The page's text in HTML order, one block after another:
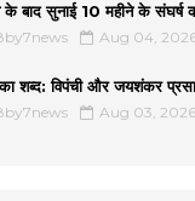
के बाद सुनाई 10 महीने के संघर्ष
Aug 04,
शब्द: विपंची और जयशंकर
Aug 03, 2026